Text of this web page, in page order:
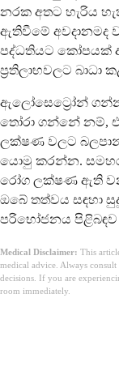
නරක අතට හැරිය
ඇතිවීමේ අවදානමද
පද්ධතියට කෝපයක්
ප්‍රතිලාභවලට බාධා
ඇලෝසෙට්‍රෝන්
තෝරා ගන්නේ නම්,
ලක්ෂණ වලට
යොමු කරන්න. සමහර
රෝග ලක්ෂණ ඇති වන
ඔබේ තත්වය සඳහා
පරිභෝජනය පිළිබඳව
Medical Disclaimer: This
medical advice. Always
decisions. If you are
room immediately.